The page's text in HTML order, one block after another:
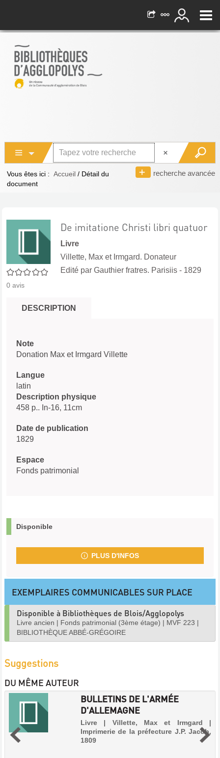
recherche avancée
Vous êtes ici : Accueil / Détail du
document
0/5
0 avis
De imitatione Christi libri quatuor
Livre
Villette, Max et Irmgard. Donateur
Edité par Gauthier fratres. Parisiis - 1829
DESCRIPTION
Note
Donation Max et Irmgard Villette
Langue
latin
Description physique
458 p.. In-16, 11cm
Date de publication
1829
Espace
Fonds patrimonial
Disponible
PLUS D'INFOS
EXEMPLAIRES COMMUNICABLES SUR PLACE
Disponible à Bibliothèques de Blois/Agglopolys
Livre ancien | Fonds patrimonial (3ème étage) | MVF 223 |
BIBLIOTHÈQUE ABBÉ-GRÉGOIRE
Suggestions
DU MÊME AUTEUR
BULLETINS DE L'ARMÉE
D'ALLEMAGNE
Livre | Villette, Max et Irmgard |
Imprimerie de la préfecture J.P. Jacob,
1809